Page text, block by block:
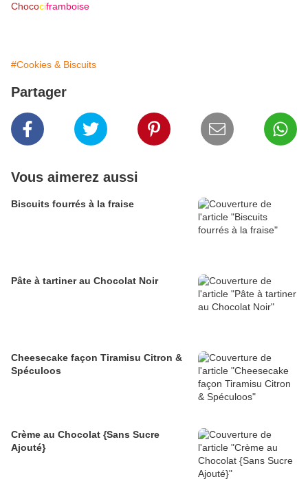
Chocociframboise
#Cookies & Biscuits
Partager
Vous aimerez aussi
Biscuits fourrés à la fraise
Pâte à tartiner au Chocolat Noir
Cheesecake façon Tiramisu Citron &
Spéculoos
Crème au Chocolat {Sans Sucre
Ajouté}